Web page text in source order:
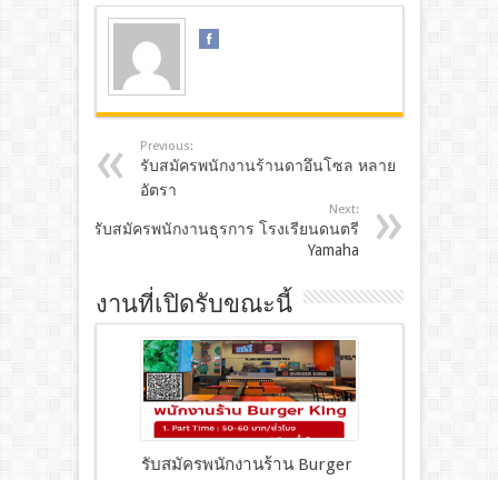
Previous:
รับสมัครพนักงานร้านดาอึนโซล หลาย
อัตรา
Next:
รับสมัครพนักงานธุรการ โรงเรียนดนตรี
Yamaha
งานที่เปิดรับขณะนี้
รับสมัครพนักงานร้าน Burger